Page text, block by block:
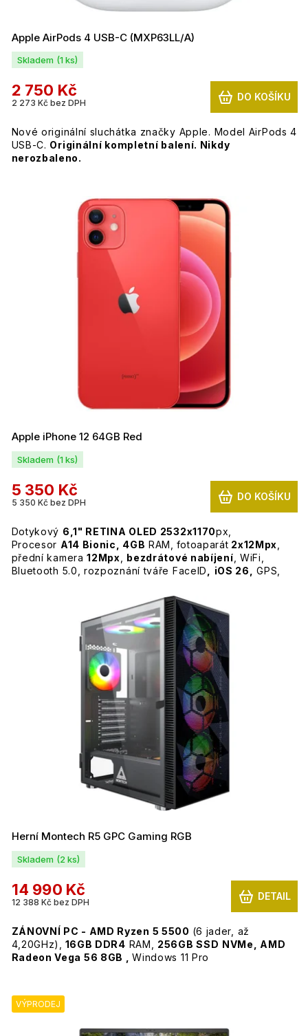
Apple AirPods 4 USB-C (MXP63LL/A)
Skladem (1 ks)
2 273 Kč bez DPH
2 750 Kč DO KOŠÍKU
Nové originální sluchátka značky Apple. Model AirPods 4
USB-C. Originální kompletní balení. Nikdy
nerozbaleno.
Apple iPhone 12 64GB Red
Skladem (1 ks)
5 350 Kč bez DPH
5 350 Kč DO KOŠÍKU
Dotykový 6,1" RETINA OLED 2532x1170px,
Procesor A14 Bionic 4GB RAM fotoaparát 2x12Mpx
přední kamera12Mpx bezdrátové nabíjení , WiFi,
Bluetooth 5.0, rozpoznání tváře FaceID
iOS 26,
GPS,
Pěkný stav, pouze malé známky běžného používání.
Kondice baterie 87%
Herní Montech R5 GPC Gaming RGB
Skladem (2 ks)
12 388 Kč bez DPH
14 990 Kč DETAIL
ZÁNOVNÍ PC - AMD Ryzen 5 5500 (6 jader, až
4,20GHz),
16GB DDR4 RAM, 256GB SSD NVMe
, AMD
Radeon Vega 56 8GB ,Windows 11 Pro
Fotografie jsou ilustrační. Jde o produktové foto výrobců
nových počítačových skříní do kterých jsou tyto počítače
VÝPRODEJ